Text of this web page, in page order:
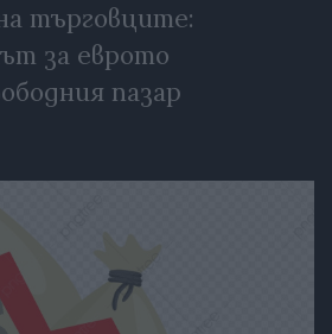
търговците:
за еврото
пазар